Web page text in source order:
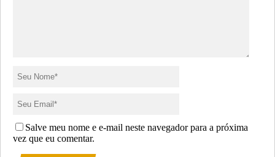
Salve meu nome e e-mail neste navegador para a próxima
vez que eu comentar.